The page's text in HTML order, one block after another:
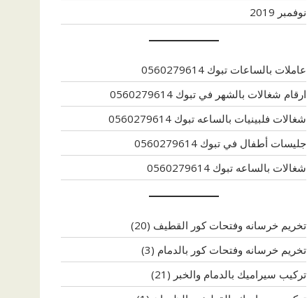
نوفمبر 2019
عاملات بالساعات تبوك 0560279614
ارقام شغالات بالشهر في تبوك 0560279614
شغالات فلبينيات بالساعه تبوك 0560279614
جليسات أطفال في تبوك 0560279614
شغالات بالساعه تبوك 0560279614
تخريم خرسانه وفتحات كور القطيف (20)
تخريم خرسانه وفتحات كور بالدمام (3)
تركيب سيراميك بالدمام والخبر (21)